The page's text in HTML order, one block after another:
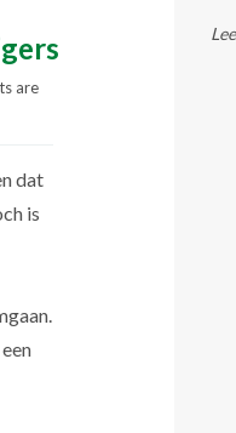
are
dat
is
Workshop